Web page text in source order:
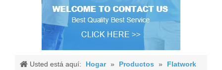
Usted está aquí: Hogar » Productos »
Flatwork